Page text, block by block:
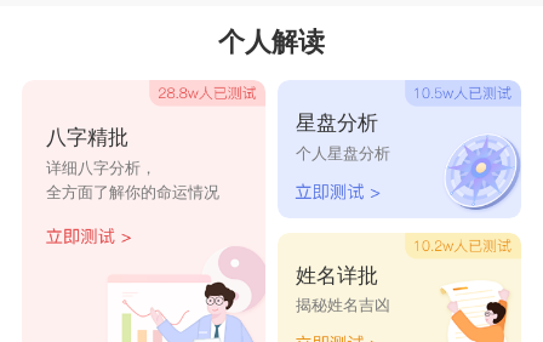
勇敢的
一无所有是打拼
的理由
CC化腐朽为神奇 命运我手中
疯疯癫癫曾经也
辉煌
微笑向前行 无所的畏惧
催微不带悲伤 爱情需要勇气 鬼迷心窍
个人解读
八字精批
详细八字分析，
全方面了解你的命运情况
星盘分析
个人星盘分析
姓名详批
揭秘姓名吉凶